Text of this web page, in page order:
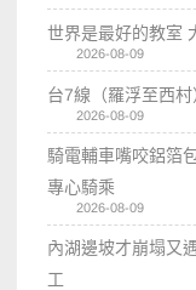
世界是最好的教室
2026-08-09
台7線（羅浮至西
2026-08-09
騎電輔車嘴咬鋁箔
專心騎乘
2026-08-09
內湖邊坡才崩塌又
工